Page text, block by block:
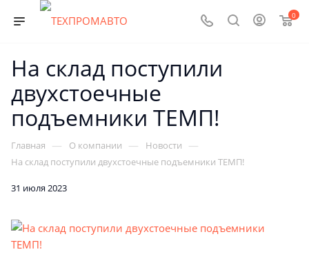
0
На склад поступили
двухстоечные
подъемники ТЕМП!
Главная — О компании — Новости —
На склад поступили двухстоечные подъемники ТЕМП!
31 июля 2023